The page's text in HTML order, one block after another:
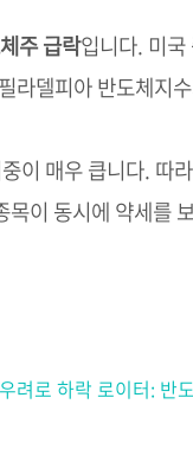
주 급락입니다. 미
라델피아 반도체지
이 매우 큽니다. 따
이 동시에 약세를
려로 하락 로이터: 반